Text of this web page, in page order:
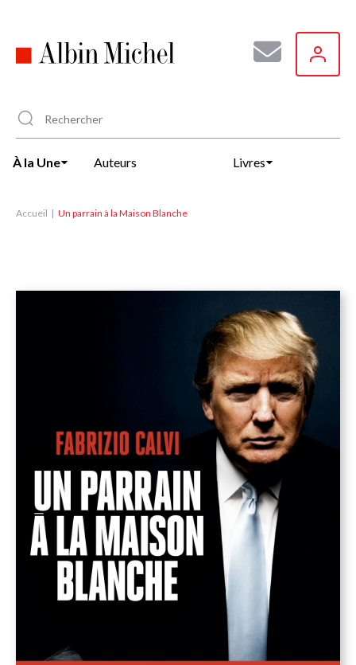
principal
À la Une Auteurs Livres
Accueil Un parrain à la Maison Blanche